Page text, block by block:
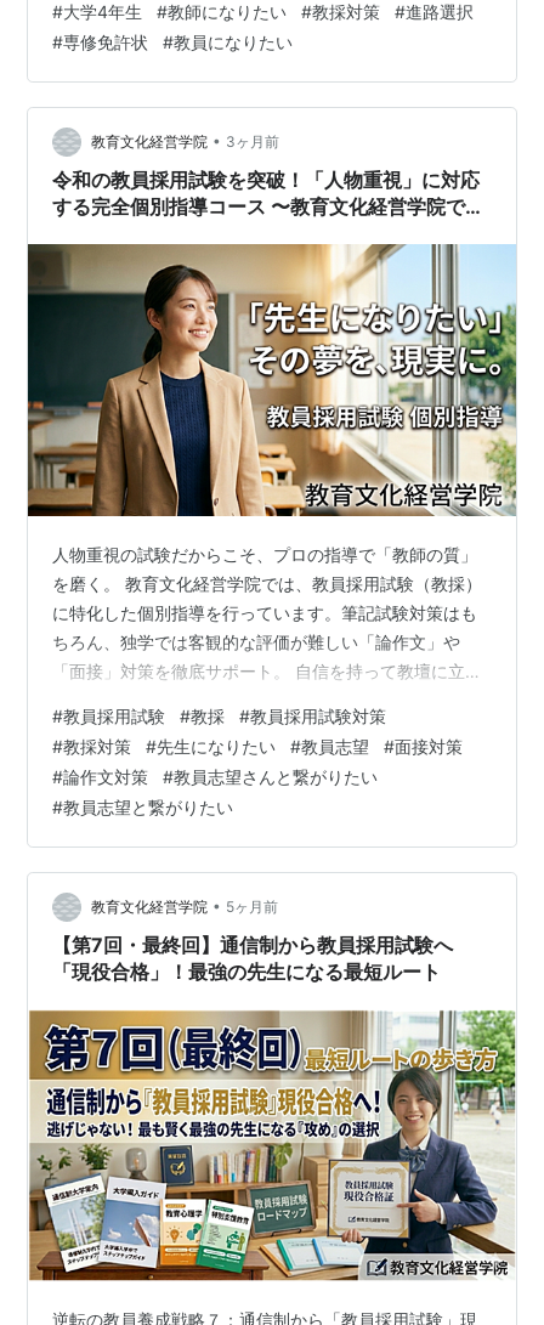
ら現場に出たい」 「教職大学院という選択肢も聞くけれ
ど、実際どうなの？」 もし少しでも迷いがあるなら、
**「教員採用試験と教職大学院の併願」**という選択肢
もあるかもしれません。教職大学院で得られるメリット
と、リスクを回避する賢い受験戦略につ…
#大学4年生 #教師になりたい #教採対策 #進路選択
#専修免許状 #教員になりたい
教育文化経営学院 • 3ヶ月前
令和の教員採用試験を突破！「人物重視」に対応
する完全個別指導コース 〜教育文化経営学院で
人物重視の試験だからこそ、プロの指導で「教師の質」
を磨く。 教育文化経営学院では、教員採用試験（教採）
に特化した個別指導を行っています。筆記試験対策はも
ちろん、独学では客観的な評価が難しい「論作文」や
「面接」対策を徹底サポート。 自信を持って教壇に立つ
員採用試験 教員採用試験対策：近年の教員採用試験 近年
の教員採用試験は、単なる知識の暗記だけでは通用しな
くなっています。 「人物重視」へのシフト 多くの自治体
で、一次試験から面接が課されたり、面接の配点が非常
に高くなったりしています。 求められる「現場対応力」
教育時事への深い理解や、場面指…
#教員採用試験 #教採 #教員採用試験対策
#教採対策 #先生になりたい #教員志望 #面接対策
#論作文対策 #教員志望さんと繋がりたい
#教員志望と繋がりたい
教育文化経営学院 • 5ヶ月前
【第7回・最終回】通信制から教員採用試験へ
「現役合格」！最強の先生になる最短ルート
逆転の教員養成戦略７：通信制から「教員採用試験」現